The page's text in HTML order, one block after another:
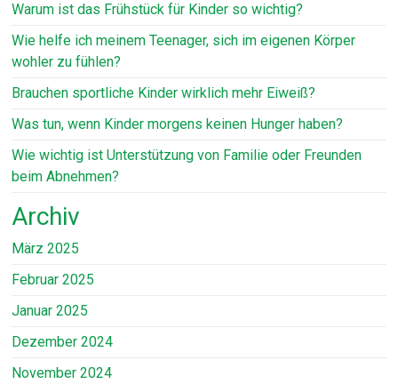
Warum ist das Frühstück für Kinder so wichtig?
Wie helfe ich meinem Teenager, sich im eigenen Körper
wohler zu fühlen?
Brauchen sportliche Kinder wirklich mehr Eiweiß?
Was tun, wenn Kinder morgens keinen Hunger haben?
Wie wichtig ist Unterstützung von Familie oder Freunden
beim Abnehmen?
Archiv
März 2025
Februar 2025
Januar 2025
Dezember 2024
November 2024